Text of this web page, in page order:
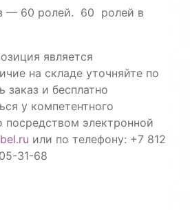
— 60 ролей. 60 ролей в
является
на складе уточняйте по
и бесплатно
у компетентного
электронной
или по телефону: +7 812
31-68